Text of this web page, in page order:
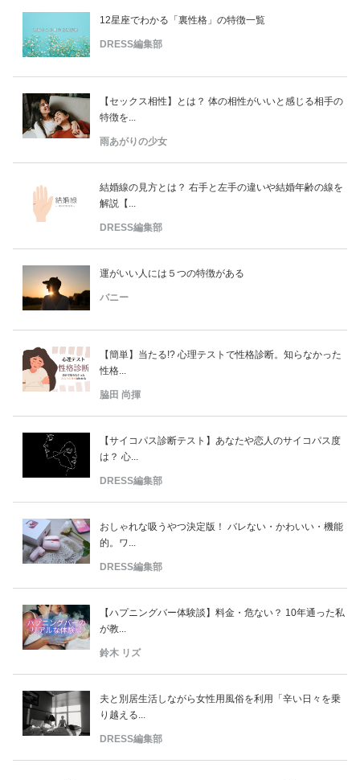
12星座でわかる「裏性格」の特徴一覧
DRESS編集部
【セックス相性】とは？ 体の相性がいいと感じる相手の
特徴を...
雨あがりの少女
結婚線の見方とは？ 右手と左手の違いや結婚年齢の線を
解説【...
DRESS編集部
運がいい人には５つの特徴がある
バニー
【簡単】当たる!? 心理テストで性格診断。知らなかった
性格...
脇田 尚揮
【サイコパス診断テスト】あなたや恋人のサイコパス度
は？ 心...
DRESS編集部
おしゃれな吸うやつ決定版！ バレない・かわいい・機能
的。ワ...
DRESS編集部
【ハプニングバー体験談】料金・危ない？ 10年通った私
が教...
鈴木 リズ
夫と別居生活しながら女性用風俗を利用「辛い日々を乗
り越える...
DRESS編集部